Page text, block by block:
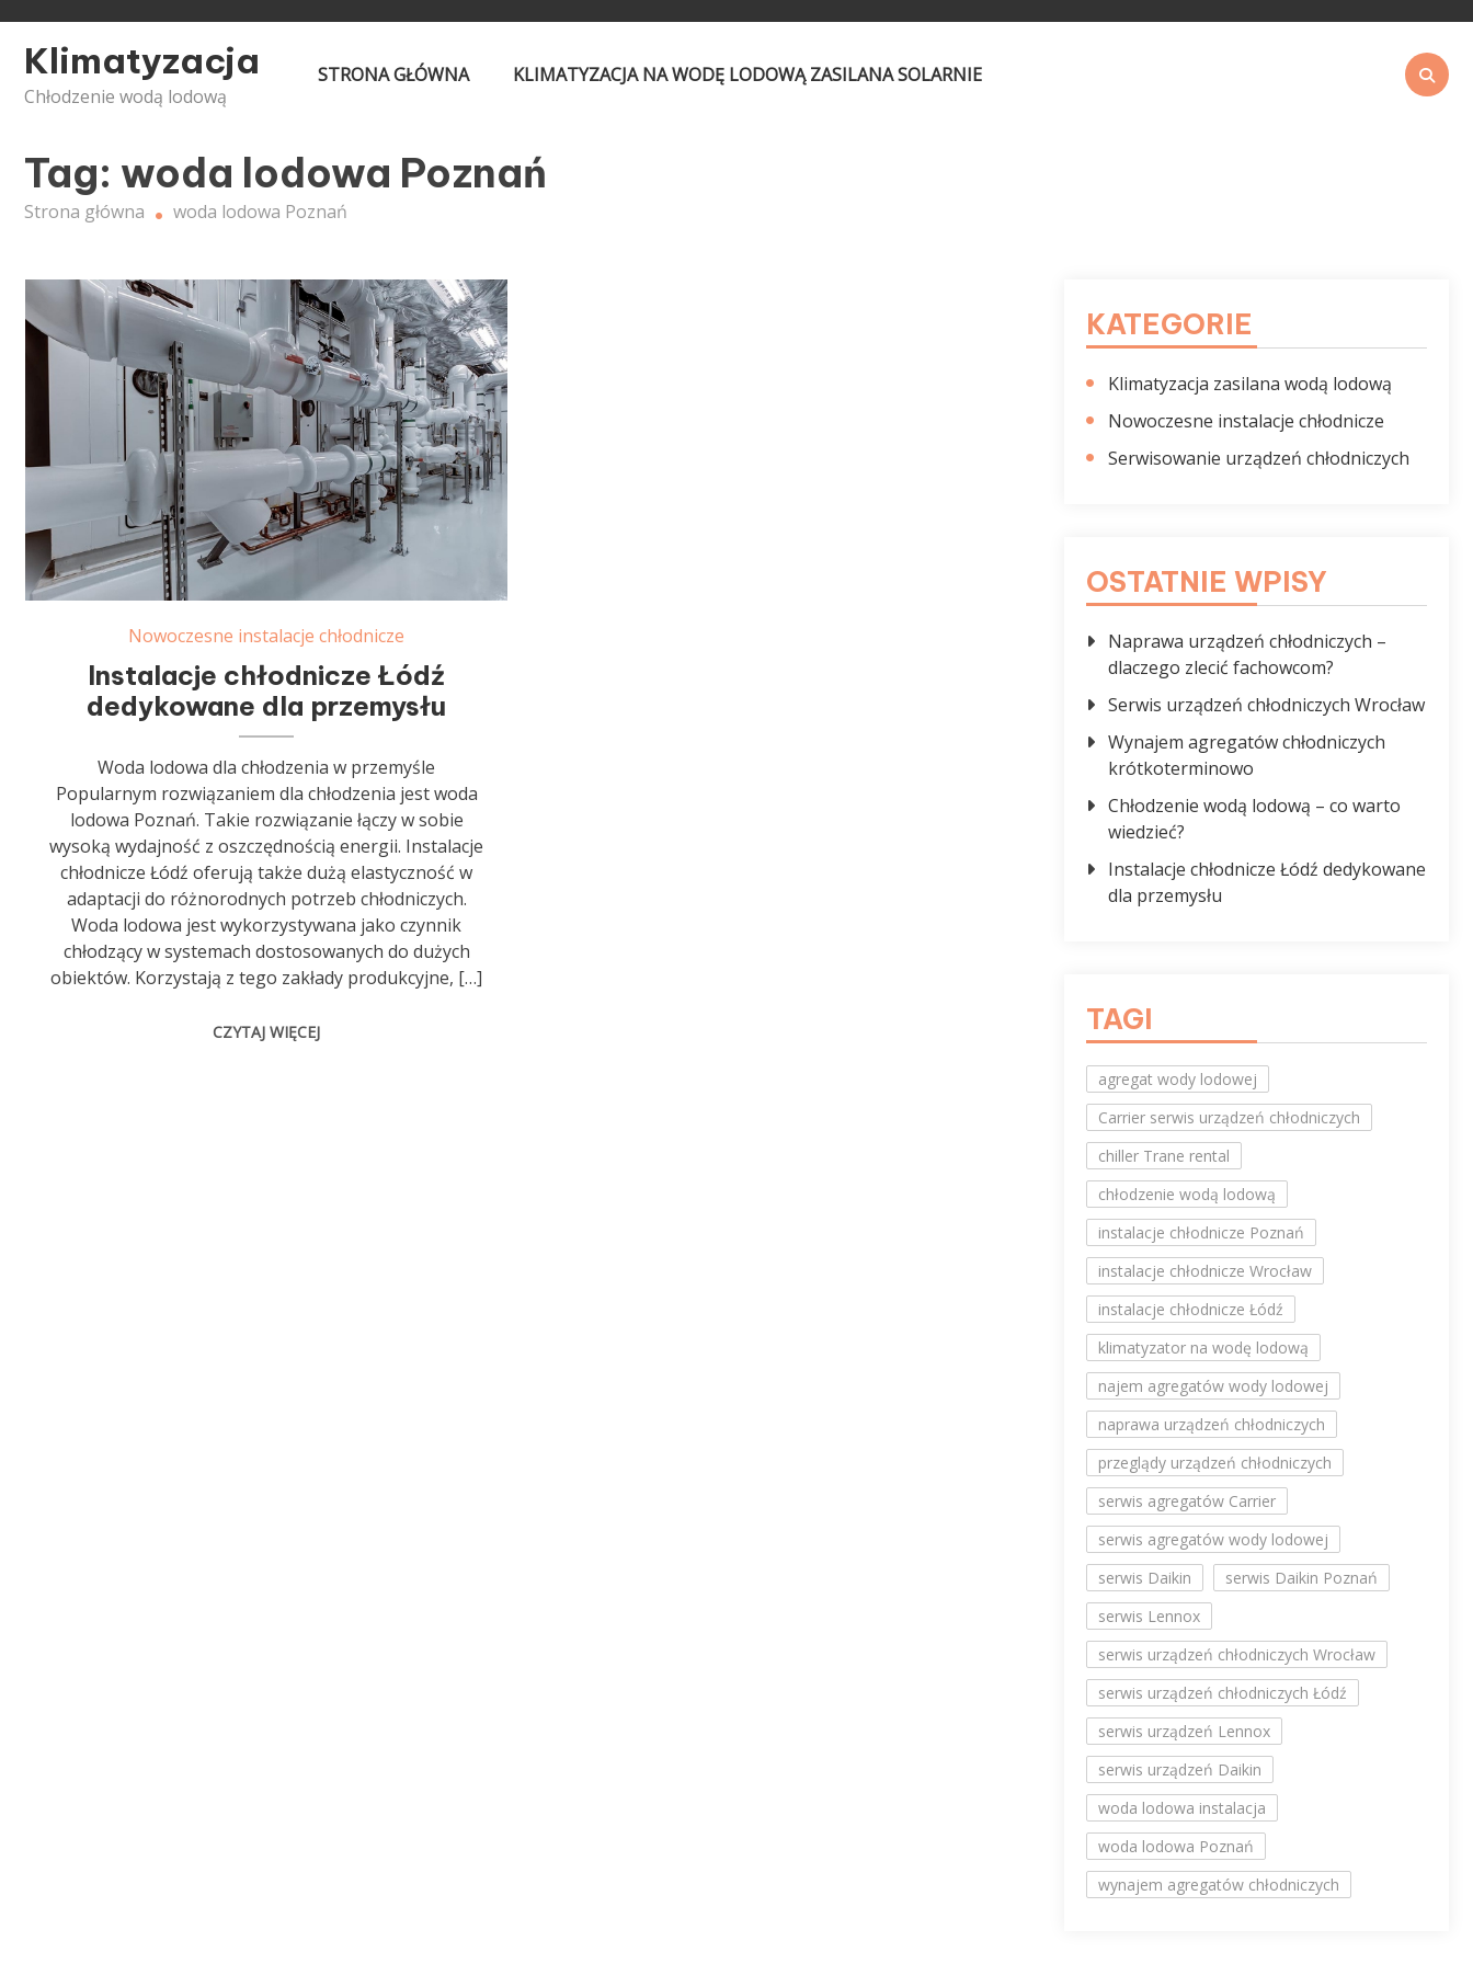
contentKlimatyzacja
Chłodzenie wodą lodową
STRONA GŁÓWNA KLIMATYZACJA NA WODĘ LODOWĄ ZASILANA SOLARNIE
Tag: woda lodowa Poznań
Strona główna woda lodowa Poznań
Nowoczesne instalacje chłodnicze
Instalacje chłodnicze Łódź
dedykowane dla przemysłu
Woda lodowa dla chłodzenia w przemyśle
Popularnym rozwiązaniem dla chłodzenia jest woda
lodowa Poznań. Takie rozwiązanie łączy w sobie
wysoką wydajność z oszczędnością energii. Instalacje
chłodnicze Łódź oferują także dużą elastyczność w
adaptacji do różnorodnych potrzeb chłodniczych.
Woda lodowa jest wykorzystywana jako czynnik
chłodzący w systemach dostosowanych do dużych
obiektów. Korzystają z tego zakłady produkcyjne, […]
CZYTAJ WIĘCEJ
KATEGORIE
Klimatyzacja zasilana wodą lodową
Nowoczesne instalacje chłodnicze
Serwisowanie urządzeń chłodniczych
OSTATNIE WPISY
Naprawa urządzeń chłodniczych –
dlaczego zlecić fachowcom?
Serwis urządzeń chłodniczych Wrocław
Wynajem agregatów chłodniczych
krótkoterminowo
Chłodzenie wodą lodową – co warto
wiedzieć?
Instalacje chłodnicze Łódź dedykowane
dla przemysłu
TAGI
agregat wody lodowej
Carrier serwis urządzeń chłodniczych
chiller Trane rental
chłodzenie wodą lodową
instalacje chłodnicze Poznań
instalacje chłodnicze Wrocław
instalacje chłodnicze Łódź
klimatyzator na wodę lodową
najem agregatów wody lodowej
naprawa urządzeń chłodniczych
przeglądy urządzeń chłodniczych
serwis agregatów Carrier
serwis agregatów wody lodowej
serwis Daikin
serwis Daikin Poznań
serwis Lennox
serwis urządzeń chłodniczych Wrocław
serwis urządzeń chłodniczych Łódź
serwis urządzeń Lennox
serwis urządzeń Daikin
woda lodowa instalacja
woda lodowa Poznań
wynajem agregatów chłodniczych